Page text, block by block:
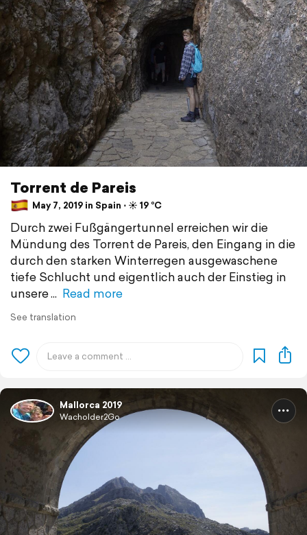
Torrent de Pareis
May 7, 2019 in Spain ⋅ ☀️ 19 °C
Durch zwei Fußgängertunnel erreichen wir die
Mündung des Torrent de Pareis, den Eingang in die
durch den starken Winterregen ausgewaschene
tiefe Schlucht und eigentlich auch der Einstieg in
unsere
Read more
See translation
Mallorca 2019
Wacholder2Go